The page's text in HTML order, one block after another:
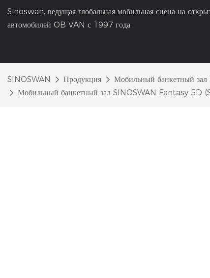
Sinoswan, ведущая глобальная мобильная сцена на
автомобилей OB VAN с 1997 года.
SINOSWAN Продукция Мобильный банкетный зал
Мобильный банкетный зал SINOSWAN Fantasy